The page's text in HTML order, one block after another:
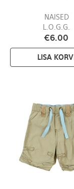
NAISED
L.O.G.G.
€6.00
LISA KORVI